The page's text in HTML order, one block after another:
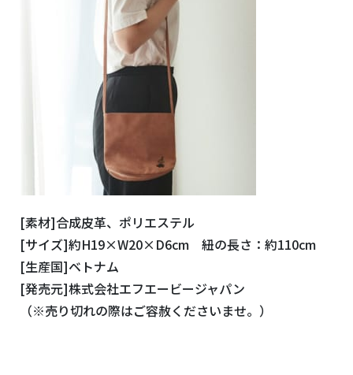
[素材]合成皮革、ポリエステル
[サイズ]約H19×W20×D6cm 紐の長さ：約110cm
[生産国]ベトナム
[発売元]株式会社エフエービージャパン
（※売り切れの際はご容赦くださいませ。）